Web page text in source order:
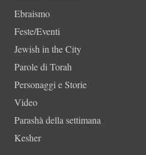
Ebraismo
Feste/Eventi
Jewish in the City
Parole di Torah
Personaggi e Storie
Video
Parashà della settimana
Kesher